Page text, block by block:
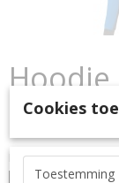
€ 39,95
Kleur
Cookies
Toestemming